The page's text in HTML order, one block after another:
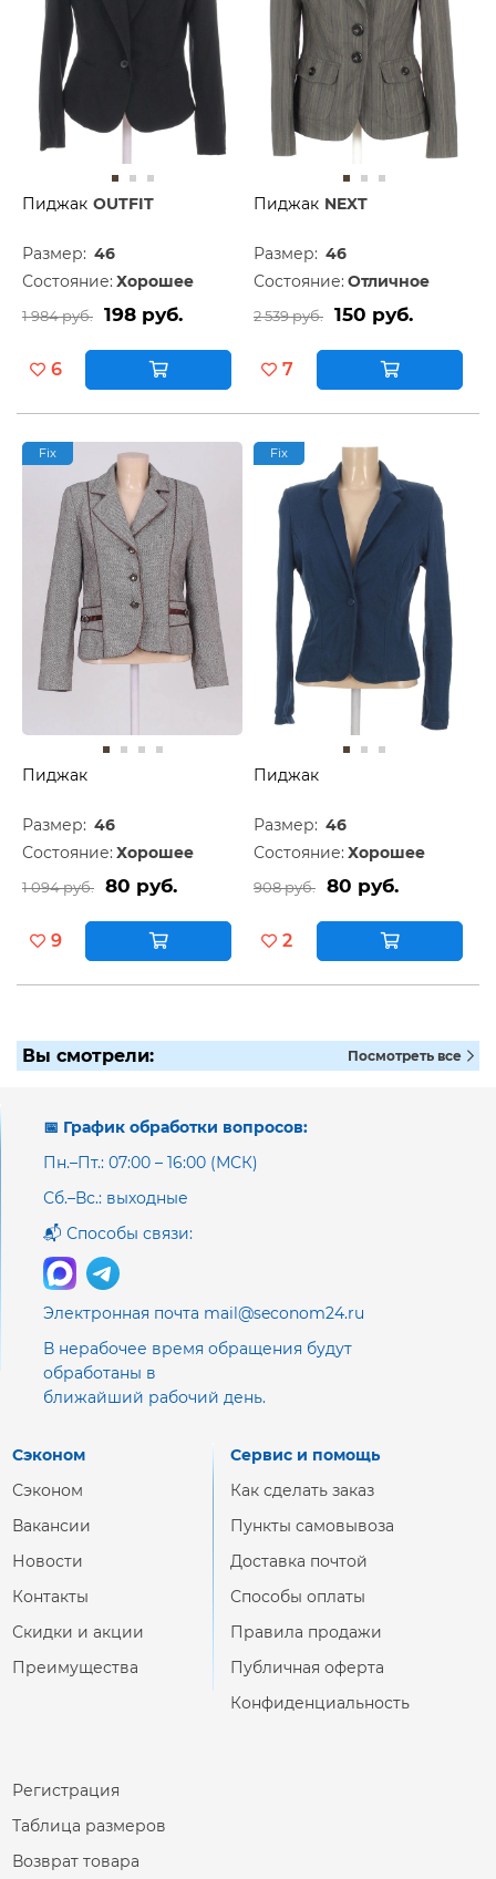
Пиджак OUTFIT
Размер: 46
Состояние: Хорошее
1 984 руб. 198 руб.
6
Пиджак NEXT
Размер: 46
Состояние: Отличное
2 539 руб. 150 руб.
7
Fix
Пиджак
Размер: 46
Состояние: Хорошее
1 094 руб. 80 руб.
9
Fix
Пиджак
Размер: 46
Состояние: Хорошее
908 руб. 80 руб.
2
Вы смотрели: Посмотреть все
📅 График обработки вопросов:
Пн.–Пт.: 07:00 – 16:00 (МСК)
Сб.–Вс.: выходные
📬 Способы связи:
Электронная почта mail@seconom24.ru
В нерабочее время обращения будут
обработаны в
ближайший рабочий день.
Сэконом
Сэконом
Вакансии
Новости
Контакты
Скидки и акции
Преимущества
Сервис и помощь
Как сделать заказ
Пункты самовывоза
Доставка почтой
Способы оплаты
Правила продажи
Публичная оферта
Конфиденциальность
Регистрация
Таблица размеров
Возврат товара